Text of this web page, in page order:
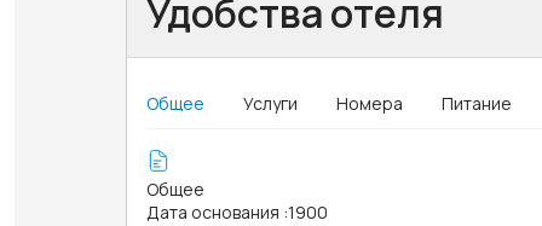
Удобства отеля
Общее Услуги Номера Питание
Общее
Дата основания :1900